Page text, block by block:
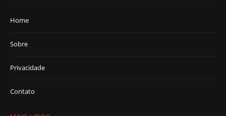
Home
Sobre
Privacidade
Contato